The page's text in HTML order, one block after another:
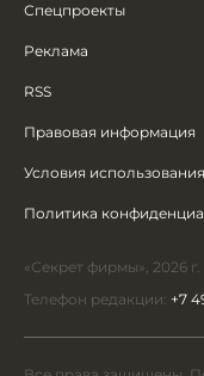
Спецпроекты
Реклама
RSS
Правовая информация
Условия использования
Политика
«Секрет фирмы», 2026 г.
Телефон редакции: +7